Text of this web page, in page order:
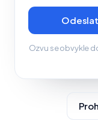
Ozvu se obvykle